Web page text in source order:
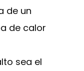
de un
de calor
sea el